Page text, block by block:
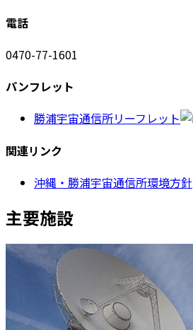
電話
0470-77-1601
パンフレット
勝浦宇宙通信所リーフレット
関連リンク
沖縄・勝浦宇宙通信所環境方針
主要施設